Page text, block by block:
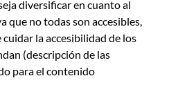
diversificar en cuanto al
que no todas son accesibles,
la accesibilidad de los
(descripción de las
para el contenido